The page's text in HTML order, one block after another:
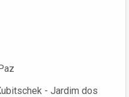
- Jardim dos